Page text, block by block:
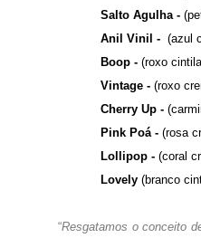
Salto Agulha -
Anil Vinil - (azul
Boop - (roxo
Vintage - (roxo
Cherry Up -
Pink Poá -(rosa
Lollipop - (coral
Lovely (branco c
“Resgatamos o conceito